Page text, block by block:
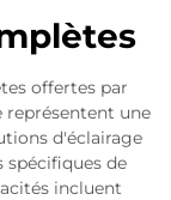
offertes par
représentent une
d'éclairage
spécifiques de
incluent